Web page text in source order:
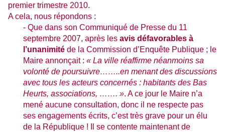
premier trimestre 2010.
A cela, nous répondons :
- Que dans son Communiqué de Presse du 11
septembre 2007, après les avis défavorables à
l’unanimité de la Commission d’Enquête Publique ; le
Maire annonçait : « La ville réaffirme néanmoins sa
volonté de poursuivre……..en menant des discussions
avec tous les acteurs concernés : habitants des Bas
Heurts, associations, ……. ». A ce jour le Maire n’a
mené aucune consultation, donc il ne respecte pas
ses engagements écrits, c’est très grave pour un élu
de la République ! Il se contente maintenant de